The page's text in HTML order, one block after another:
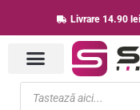
to
content
Livrare 14.90
Products
search